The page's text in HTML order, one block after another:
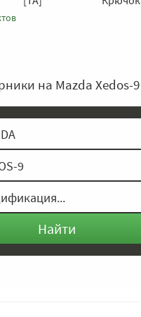
на Mazda Xedos-9
9
Найти